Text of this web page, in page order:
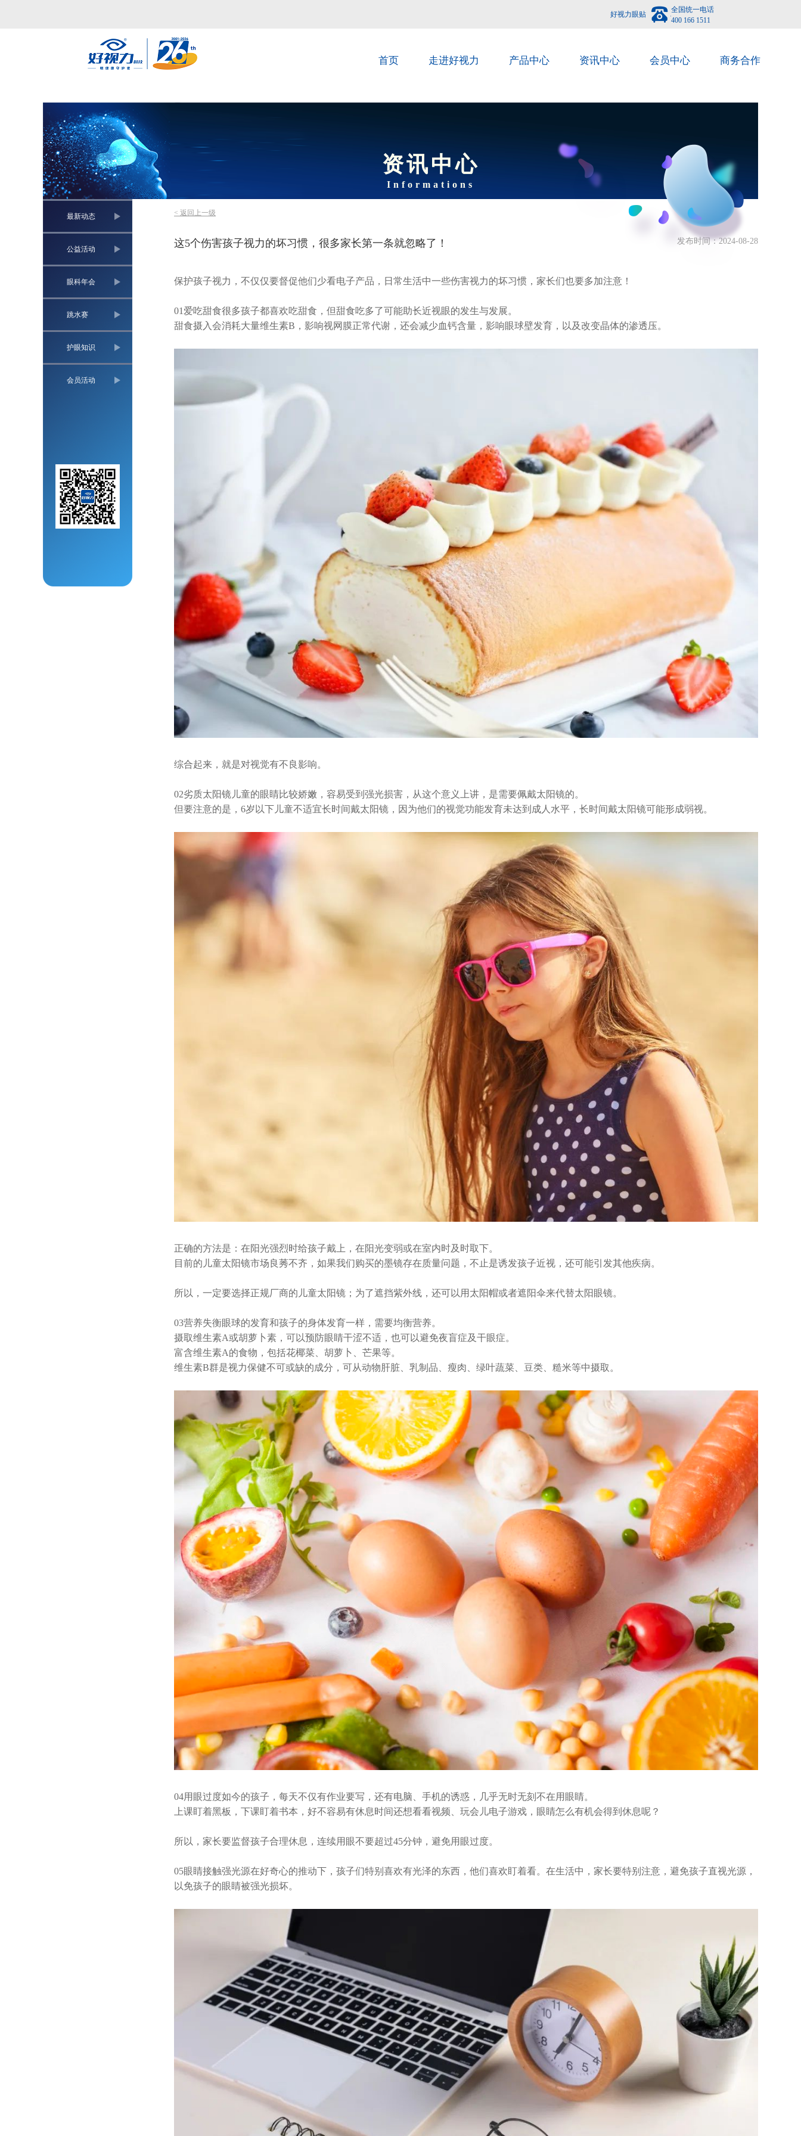
好视力眼贴
全国统一电话
400 166 1511
首页 走进好视力 产品中心 资讯中心 会员中心 商务合作
资讯中心
Informations
最新动态
公益活动
眼科年会
跳水赛
护眼知识
会员活动
< 返回上一级
这5个伤害孩子视力的坏习惯，很多家长第一条就忽略了！ 发布时间：2024-08-28
保护孩子视力，不仅仅要督促他们少看电子产品，日常生活中一些伤害视力的坏习惯，家长们也要多加注意！
01 爱吃甜食很多孩子都喜欢吃甜食，但甜食吃多了可能助长近视眼的发生与发展。
甜食摄入会消耗大量维生素B ，影响视网膜正常代谢，还会减少血钙含量，影响眼球壁发育，以及改变晶体的渗透压。
综合起来，就是对视觉有不良影响。
02劣质太阳镜儿童的眼睛比较娇嫩，容易受到强光损害，从这个意义上讲，是需要佩戴太阳镜的。
但要注意的是， 6岁以下儿童不适宜长时间戴太阳镜，因为他们的视觉功能发育未达到成人水平，长时间戴太阳镜可能形成弱视。
正确的方法是：在阳光强烈时给孩子戴上，在阳光变弱或在室内时及时取下。
目前的儿童太阳镜市场良莠不齐，如果我们购买的墨镜存在质量问题，不止是诱发孩子近视，还可能引发其他疾病。
所以，一定要选择正规厂商的儿童太阳镜；为了遮挡紫外线，还可以用太阳帽或者遮阳伞来代替太阳眼镜。
03营养失衡眼球的发育和孩子的身体发育一样，需要均衡营养。
摄取维生素A或胡萝卜素，可以预防眼睛干涩不适，也可以避免夜盲症及干眼症。
富含维生素A的食物，包括花椰菜、胡萝卜、芒果等。
维生素B群是视力保健不可或缺的成分，可从动物肝脏、乳制品、瘦肉、绿叶蔬菜、豆类、糙米等中摄取。
04用眼过度如今的孩子，每天不仅有作业要写，还有电脑、手机的诱惑，几乎无时无刻不在用眼睛。
上课盯着黑板，下课盯着书本，好不容易有休息时间还想看看视频、玩会儿电子游戏，眼睛怎么有机会得到休息呢？
所以，家长要监督孩子合理休息，连续用眼不要超过45分钟，避免用眼过度。
05眼睛接触强光源在好奇心的推动下，孩子们特别喜欢有光泽的东西，他们喜欢盯着看。在生活中，家长要特别注意，避免孩子直视光源，
以免孩子的眼睛被强光损坏。